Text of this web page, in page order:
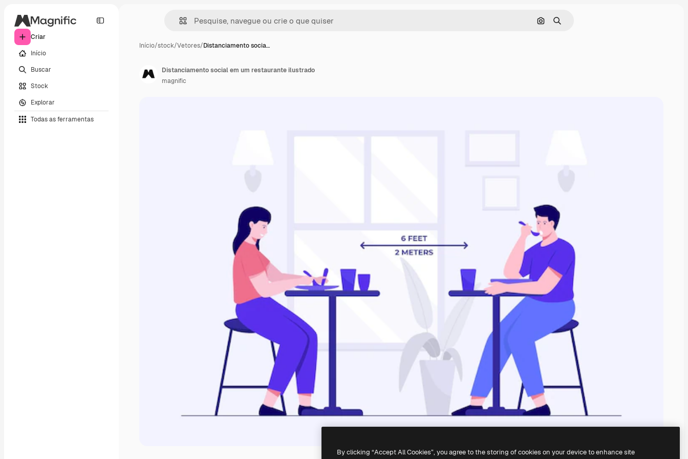
Criar
Início
Buscar
Stock
Explorar
Todas as ferramentas
Pesquisar por imagem
Buscar
Início/stock/Vetores/Distanciamento socia…
Distanciamento social em um restaurante ilustrado
magnific
By clicking “Accept All Cookies”, you agree to the storing of cookies on your device to enhance site